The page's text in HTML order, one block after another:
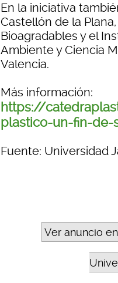
En la iniciativa
Castellón de la
Bioagradables y el
Ambiente y Ciencia
Valencia.
Más información:
https://
plastico-un-fin-
Fuente: Universidad
Ver anuncio